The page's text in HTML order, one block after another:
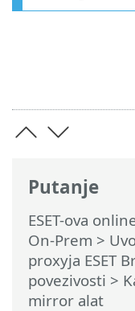
Putanje
ESET-ova
On-Prem >
proxyja ESET
povezivosti >
mirror alat